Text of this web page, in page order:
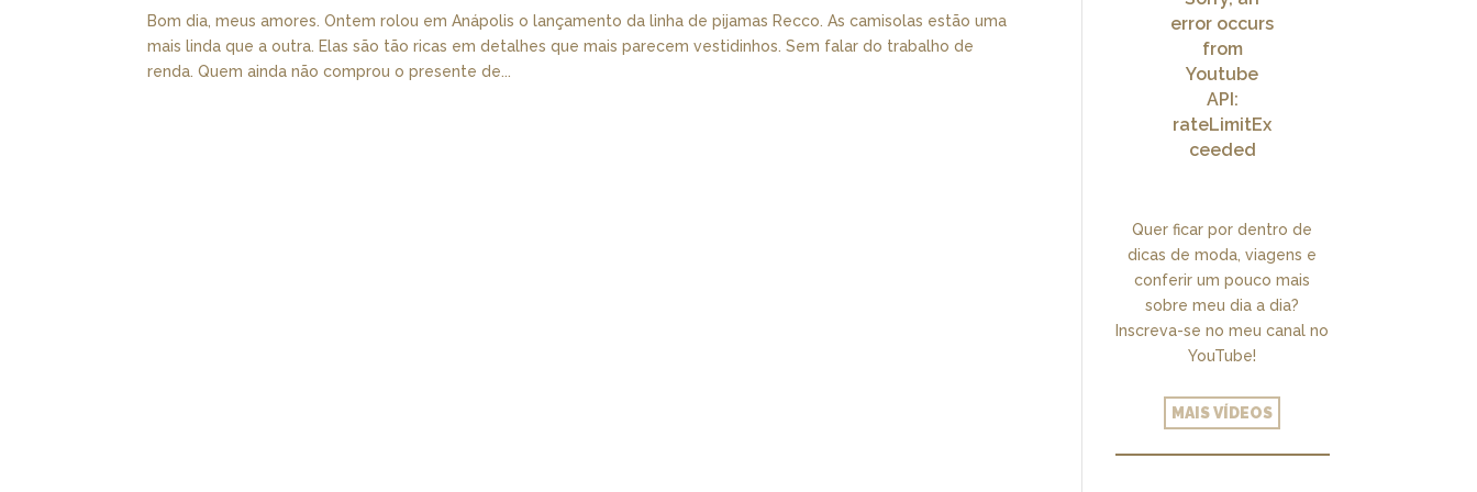
Bom dia, meus amores. Ontem rolou em Anápolis o lançamento da linha de pijamas Recco. As camisolas estão uma
mais linda que a outra. Elas são tão ricas em detalhes que mais parecem vestidinhos. Sem falar do trabalho de
renda. Quem ainda não comprou o presente de...
error occurs
from
Youtube
API:
rateLimitEx
ceeded
Quer ficar por dentro de
dicas de moda, viagens e
conferir um pouco mais
sobre meu dia a dia?
Inscreva-se no meu canal no
YouTube!
MAIS VÍDEOS